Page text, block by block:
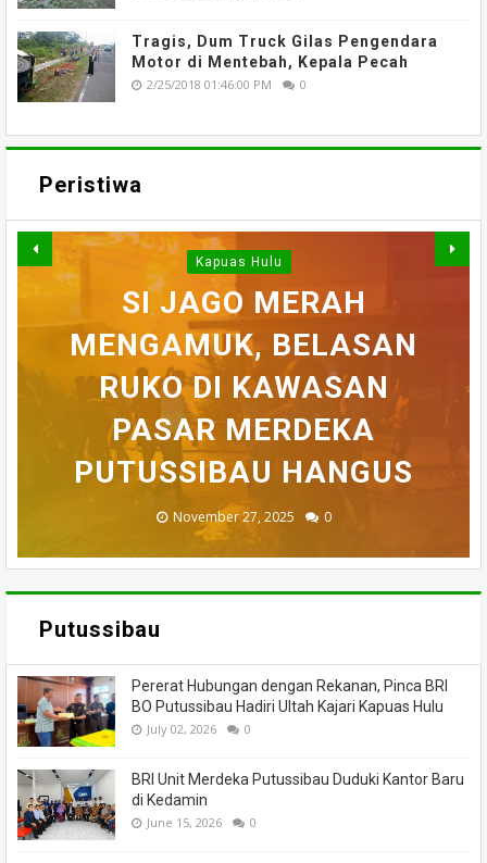
Tragis, Dum Truck Gilas Pengendara
Motor di Mentebah, Kepala Pecah
2/25/2018 01:46:00 PM 0
Peristiwa
WARGA DESA SEI AJUNG
YANG DILAPORKAN
HILANG SAAT
MEMANCING DITEMUKAN
MENINGGAL DUNIA
July 05, 2026 0
Kapuas Hulu
SI JAGO MERAH
MENGAMUK, BELASAN
RUKO DI KAWASAN
PASAR MERDEKA
PUTUSSIBAU HANGUS
November 27, 2025 0
PEDULI KORBAN
KEBAKARAN, KORAMIL
BADAU BERI BANTUAN
March 26, 2025 0
BELASAN TOKO PAKAIAN
DI PUTUSSIBAU LUDES
DILALAP API
March 13, 2025 0
SEMPAT SEKARAT, H
AKHIRNYA TEWAS
SETELAH 'DIHAKIMI'
MASSA
February 18, 2025 0
Putussibau
Pererat Hubungan dengan Rekanan, Pinca BRI
BO Putussibau Hadiri Ultah Kajari Kapuas Hulu
July 02, 2026 0
BRI Unit Merdeka Putussibau Duduki Kantor Baru
di Kedamin
June 15, 2026 0